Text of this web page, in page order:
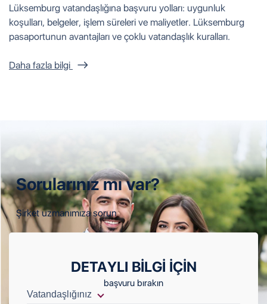
Lüksemburg vatandaşlığına başvuru yolları: uygunluk
koşulları, belgeler, işlem süreleri ve maliyetler. Lüksemburg
pasaportunun avantajları ve çoklu vatandaşlık kuralları.
Daha fazla bilgi
Sorularınızmı var?
Şirket uzmanımıza sorun
DETAYLI BILGI IÇIN
başvuru bırakın